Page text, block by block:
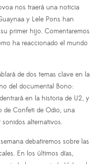
nos traerá una noticia
y Lele Pons han
primer hijo. Comentaremos
ha reaccionado el mundo
de dos temas clave en la
del documental Bono:
en la historia de U2, y
de Confeti de Odio, una
alternativos.
debatiremos sobre las
En los últimos días,